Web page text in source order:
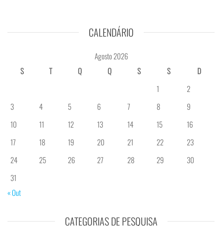
CALENDÁRIO
Agosto 2026
S
T Q Q S S
D
1
2
3
4 5 6 7 8
9
10
11 12 13 14 15
16
17
18 19 20 21 22
23
24
25 26 27 28 29
30
31
« Out
CATEGORIAS DE PESQUISA